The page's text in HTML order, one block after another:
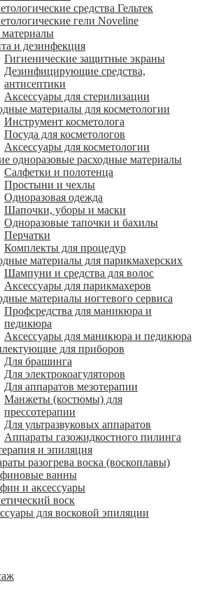
средства Гельтек
гели Noveline
и дезинфекция
Гигиенические защитные экраны
Дезинфицирующие средства,
антисептики
Аксессуары для стерилизации
материалы для косметологии
Инструмент косметолога
Посуда для косметологов
Аксессуары для косметологии
одноразовые расходные материалы
Салфетки и полотенца
Простыни и чехлы
Одноразовая одежда
Шапочки, уборы и маски
Одноразовые тапочки и бахилы
Перчатки
Комплекты для процедур
материалы для парикмахерских
Шампуни и средства для волос
Аксессуары для парикмахеров
материалы ногтевого сервиса
Профсредства для маникюра и
педикюра
Аксессуары для маникюра и педикюра
для приборов
Для брашинга
Для электрокоагуляторов
Для аппаратов мезотерапии
Манжеты (костюмы) для
прессотерапии
Для ультразвуковых аппаратов
Аппараты газожидкостного пилинга
и эпиляция
разогрева воска (воскоплавы)
ванны
и аксессуары
воск
для восковой эпиляции